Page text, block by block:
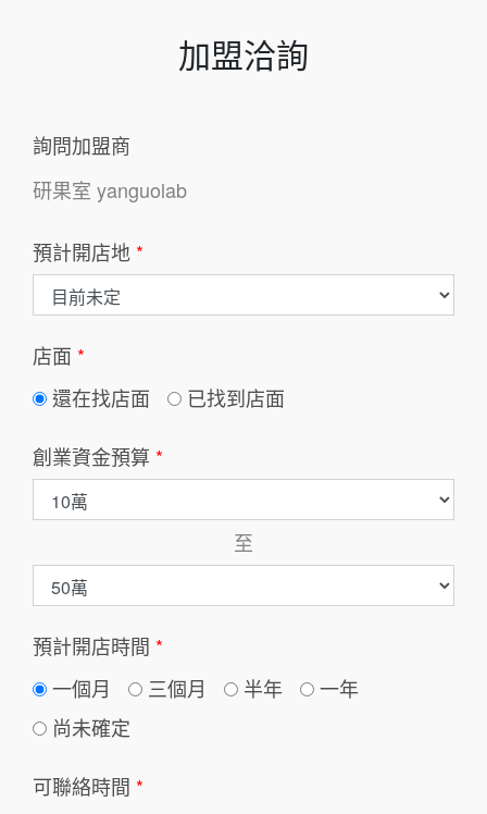
加盟洽詢
詢問加盟商
研果室 yanguolab
預計開店地 *
店面 *
還在找店面
已找到店面
創業資金預算 *
至
預計開店時間 *
一個月
三個月 半年
一年
尚未確定
可聯絡時間 *